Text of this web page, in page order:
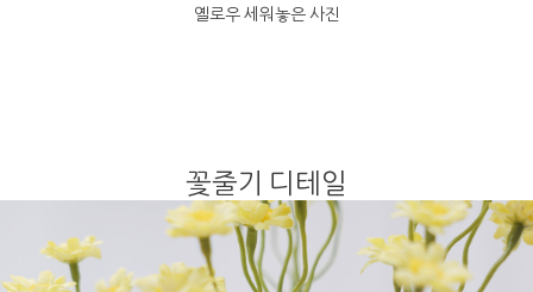
옐로우 세워놓은 사진
꽃줄기 디테일